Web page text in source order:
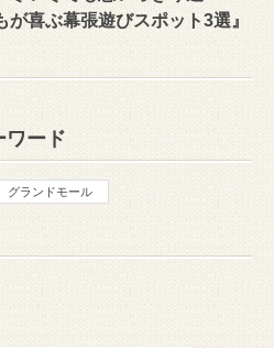
が喜ぶ幕張遊びスポット3選』
ワード
グランドモール